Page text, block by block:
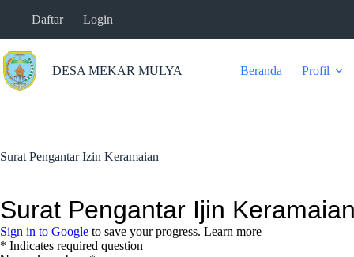
Daftar Login
DESA MEKAR MULYA Beranda Profil
Surat Pengantar Izin Keramaian